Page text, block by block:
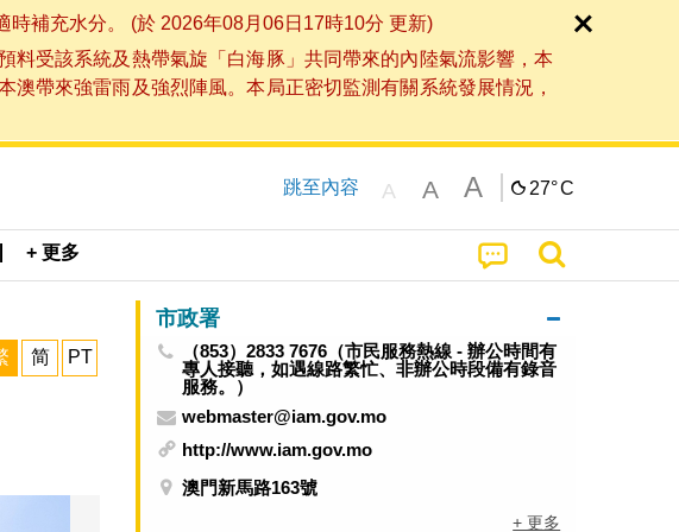
補充水分。 (於 2026年08月06日17時10分 更新)
受該系統及熱帶氣旋「白海豚」共同帶來的內陸氣流影響，本
帶來強雷雨及強烈陣風。本局正密切監測有關系統發展情況，
跳至內容 A A A 27°C
+ 更多
简 PT
市政署
（853）2833 7676（市民服務熱線 - 辦公時間有
專人接聽，如遇線路繁忙、非辦公時段備有錄音
服務。）
webmaster@iam.gov.mo
http://www.iam.gov.mo
澳門新馬路163號
+ 更多